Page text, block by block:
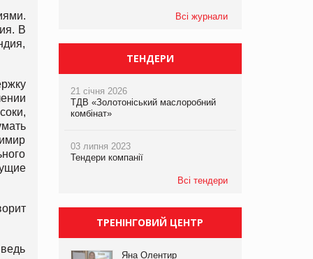
В
Всі журнали
ТЕНДЕРИ
21 січня 2026
ТДВ «Золотоніський маслоробний
комбінат»
03 липня 2023
Тендери компанії
Всі тендери
ТРЕНІНГОВИЙ ЦЕНТР
Яна Олентир